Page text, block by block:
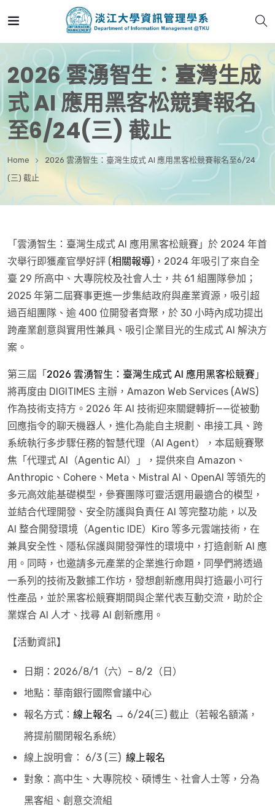
2026 雲湧智生：臺灣生成
式 AI 應用黑客松競賽報名
至6/24(三) 截止
Home
2026 雲湧智生：臺灣生成式 AI 應用黑客松競賽報名至6/24
(三) 截止
「雲湧智生：臺灣生成式 AI 應用黑客松競賽」於 2024 年首
次舉行即獲產官學好評 (相關報導)，2024 年吸引了來自全
臺 29 所高中、大專院校及社會人士，共 61 組團隊參加；
2025 年第二屆賽事更進一步集結政府與產業資源，吸引超
過百組團隊、逾 400 位開發者齊聚，於 30 小時內成功提出
跨產業創意與實用性兼具、吸引企業目光的生成式 AI 解決方
案。
第三屆「 2026 雲湧智生：臺灣生成式 AI 應用黑客松競賽 」
將再度由 DIGITIMES 主辦，Amazon Web Services (AWS)
作為技術支持方。2026 年 AI 技術迎來關鍵轉折——從被動
回應指令的聊天機器人，進化為能自主規劃、串接工具、跨
系統執行多步驟任務的智慧代理（AI Agent），本屆競賽聚
焦「代理式 AI（Agentic AI）」，提供來自 Amazon、
Anthropic、Cohere、Meta、Mistral AI、OpenAI 等領先的
多元高效能基礎模型，參賽團隊可靈活選用最適合的模型，
並結合代理開發、安全防護與負責任 AI 等完整功能，以及
AI 整合開發環境（Agentic IDE）Kiro 等多元雲端技術，在
兼具安全性、隱私保護與開發彈性的環境中，打造創新 AI 應
用。同時，也邀請多元產業的企業進行命題，同學們將透過
一系列的技術及數據工作坊，發想創新應用與打造最小可行
性產品，並於黑客松競賽期間與企業代表互動交流，助於企
業媒合 AI 人才、找尋 AI 創新應用。
【活動資訊】
日期：2026/8/1（六）– 8/2（日）
地點：華南銀行國際會議中心
報名方式：線上報名 → 6/24(三) 截止（若報名額滿，
將提前關閉報名系統）
線上說明會： 6/3 (三)線上報名
對象：高中生、大專院校、碩博生、社會人士等，分為
黑客組、創意交流組